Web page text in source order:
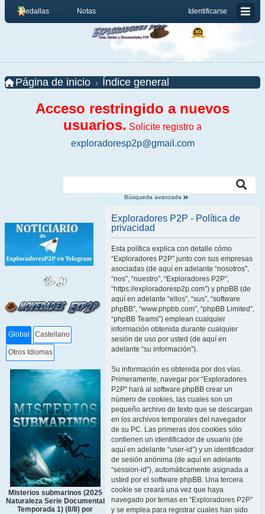
Identificarse
Medallas Notas
Página de inicio Índice general
Acceso restringido a nuevos
usuarios. Solicite registro a
exploradoresp2p@gmail.com
Búsqueda avanzada
Global Castellano
Otros Idiomas
Misterios submarinos (2025
Naturaleza Serie Documental
Temporada 1) (8/8) por
Exploradores P2P - Política de
privacidad
Esta política explica con detalle cómo
“Exploradores P2P” junto con sus empresas
asociadas (de aquí en adelante “nosotros”,
“nos”, “nuestro”, “Exploradores P2P”,
“https://exploradoresp2p.com”) y phpBB (de
aquí en adelante “ellos”, “sus”, “software
phpBB”, “www.phpbb.com”, “phpBB Limited”,
“phpBB Teams”) emplean cualquier
información obtenida durante cualquier
sesión de uso por usted (de aquí en
adelante “su información”).
Su información es obtenida por dos vías.
Primeramente, navegar por “Exploradores
P2P” hará al software phpBB crear un
número de cookies, las cuales son un
pequeño archivo de texto que se descargan
en los archivos temporales del navegador
de su PC. Las primeras dos cookies sólo
contienen un identificador de usuario (de
aquí en adelante “user-id”) y un identificador
de sesión anónima (de aquí en adelante
“session-id”), automáticamente asignada a
usted por el software phpBB. Una tercera
cookie se creará una vez que haya
navegado por temas en “Exploradores P2P”
y se emplea para registrar cuales han sido